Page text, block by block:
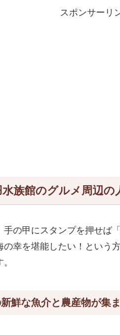
スポンサーリ
族館のグルメ周辺の
の甲にスタンプを押せば
幸を堪能したい！という
鮮な魚介と農産物が集